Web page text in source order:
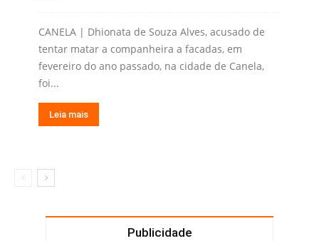
CANELA | Dhionata de Souza Alves, acusado de
tentar matar a companheira a facadas, em
fevereiro do ano passado, na cidade de Canela,
foi...
Leia mais
Publicidade